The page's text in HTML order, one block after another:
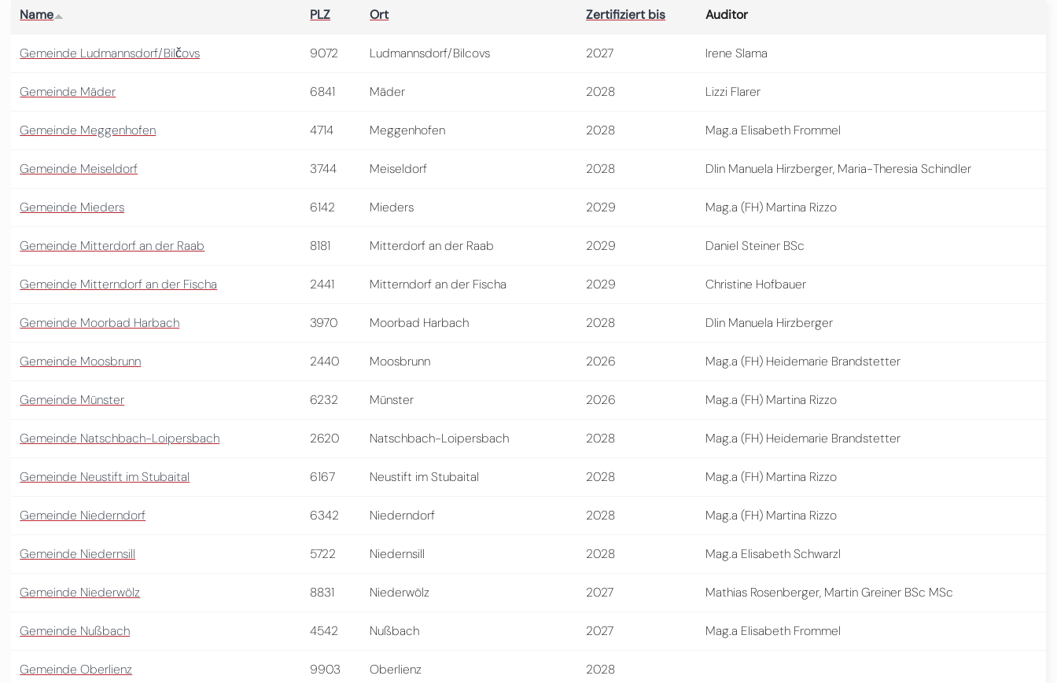
Name PLZ Ort Zertifiziert bis Auditor
Gemeinde Ludmannsdorf/Bilčovs 9072 Ludmannsdorf/Bilcovs 2027 Irene Slama
Gemeinde Mäder 6841 Mäder 2028 Lizzi Flarer
Gemeinde Meggenhofen 4714 Meggenhofen 2028 Mag.a Elisabeth Frommel
Gemeinde Meiseldorf 3744 Meiseldorf 2028 DIin Manuela Hirzberger, Maria-Theresia Schindler
Gemeinde Mieders 6142 Mieders 2029 Mag.a (FH) Martina Rizzo
Gemeinde Mitterdorf an der Raab 8181 Mitterdorf an der Raab 2029 Daniel Steiner BSc
Gemeinde Mitterndorf an der Fischa 2441 Mitterndorf an der Fischa 2029 Christine Hofbauer
Gemeinde Moorbad Harbach 3970 Moorbad Harbach 2028 DIin Manuela Hirzberger
Gemeinde Moosbrunn 2440 Moosbrunn 2026 Mag.a (FH) Heidemarie Brandstetter
Gemeinde Münster 6232 Münster 2026 Mag.a (FH) Martina Rizzo
Gemeinde Natschbach-Loipersbach 2620 Natschbach-Loipersbach 2028 Mag.a (FH) Heidemarie Brandstetter
Gemeinde Neustift im Stubaital 6167 Neustift im Stubaital 2028 Mag.a (FH) Martina Rizzo
Gemeinde Niederndorf 6342 Niederndorf 2028 Mag.a (FH) Martina Rizzo
Gemeinde Niedernsill 5722 Niedernsill 2028 Mag.a Elisabeth Schwarzl
Gemeinde Niederwölz 8831 Niederwölz 2027 Mathias Rosenberger, Martin Greiner BSc MSc
Gemeinde Nußbach 4542 Nußbach 2027 Mag.a Elisabeth Frommel
Gemeinde Oberlienz 9903 Oberlienz 2028